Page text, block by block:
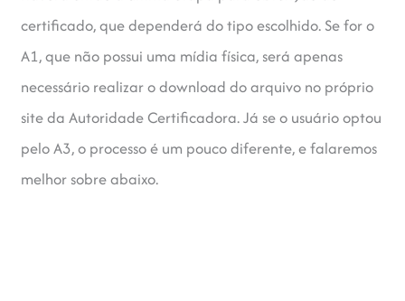
certificado, que dependerá do tipo escolhido. Se for o
A1, que não possui uma mídia física, será apenas
necessário realizar o download do arquivo no próprio
site da Autoridade Certificadora. Já se o usuário optou
pelo A3, o processo é um pouco diferente, e falaremos
melhor sobre abaixo.